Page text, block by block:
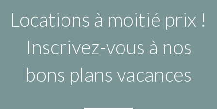
Locations à moitié prix !
Inscrivez-vous à nos
bons plans vacances